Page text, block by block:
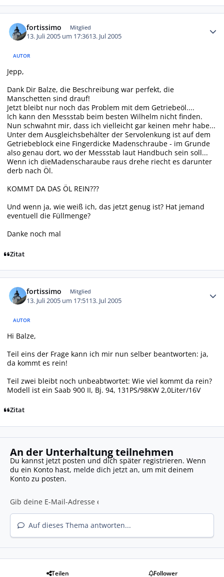
fortissimo Mitglied
13. Juli 2005 um 17:3613. Jul 2005
AUTOR
Jepp,
Dank Dir Balze, die Beschreibung war perfekt, die
Manschetten sind drauf!
Jetzt bleibt nur noch das Problem mit dem Getriebeöl....
Ich kann den Messstab beim besten Wilhelm nicht finden.
Nun schwahnt mir, dass ich vielleicht gar keinen mehr habe...
Unter dem Ausgleichsbehälter der Servolenkung ist auf dem
Getriebeblock eine Fingerdicke Madenschraube - im Grunde
also genau dort, wo der Messstab laut Handbuch sein soll...
Wenn ich dieMadenscharaube raus drehe riecht es darunter
derb nach Öl.
KOMMT DA DAS ÖL REIN???
Und wenn ja, wie weiß ich, das jetzt genug ist? Hat jemand
eventuell die Füllmenge?
Danke noch mal
Zitat
fortissimo Mitglied
13. Juli 2005 um 17:5113. Jul 2005
AUTOR
Hi Balze,
Teil eins der Frage kann ich mir nun selber beantworten: ja,
da kommt es rein!
Teil zwei bleibt noch unbeabtwortet: Wie viel kommt da rein?
Modell ist ein Saab 900 II, Bj. 94, 131PS/98KW 2,0Liter/16V
Zitat
An der Unterhaltung teilnehmen
Du kannst jetzt posten und dich später registrieren. Wenn
du ein Konto hast, melde dich jetzt an, um mit deinem
Konto zu posten.
Auf dieses Thema antworten...
Teilen Follower